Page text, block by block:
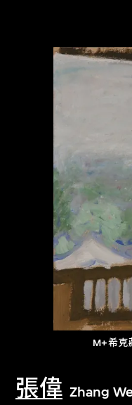
M+希克
張偉 Zhang
关于M+藏品
探索世界顶级
文化藏品。